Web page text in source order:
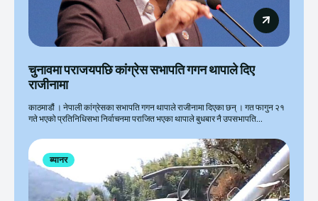
चुनावमा पराजयपछि कांग्रेस सभापति गगन थापाले दिए
राजीनामा
काठमाडौं । नेपाली कांग्रेसका सभापति गगन थापाले राजीनामा दिएका छन् । गत फागुन २१
गते भएको प्रतिनिधिसभा निर्वाचनमा पराजित भएका थापाले बुधबार नै उपसभापति...
ब्यानर